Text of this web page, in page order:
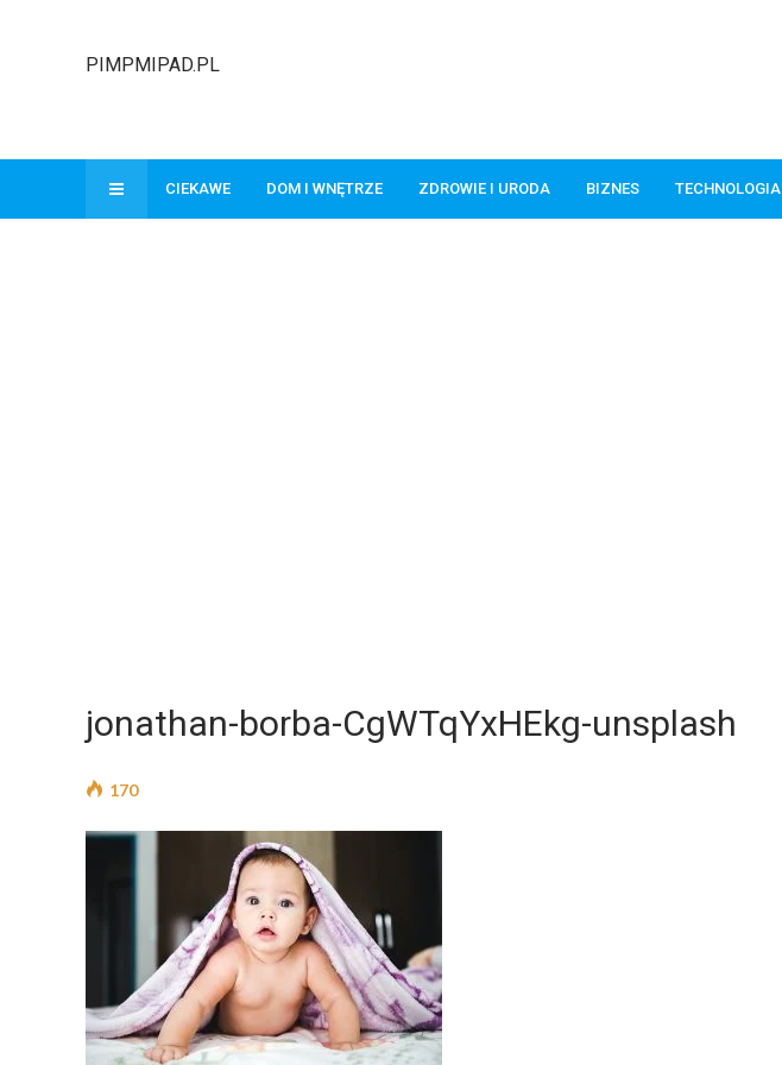
PIMPMIPAD.PL
CIEKAWE DOM I WNĘTRZE ZDROWIE I URODA BIZNES TECHNOLOGIA
jonathan-borba-CgWTqYxHEkg-unsplash
170